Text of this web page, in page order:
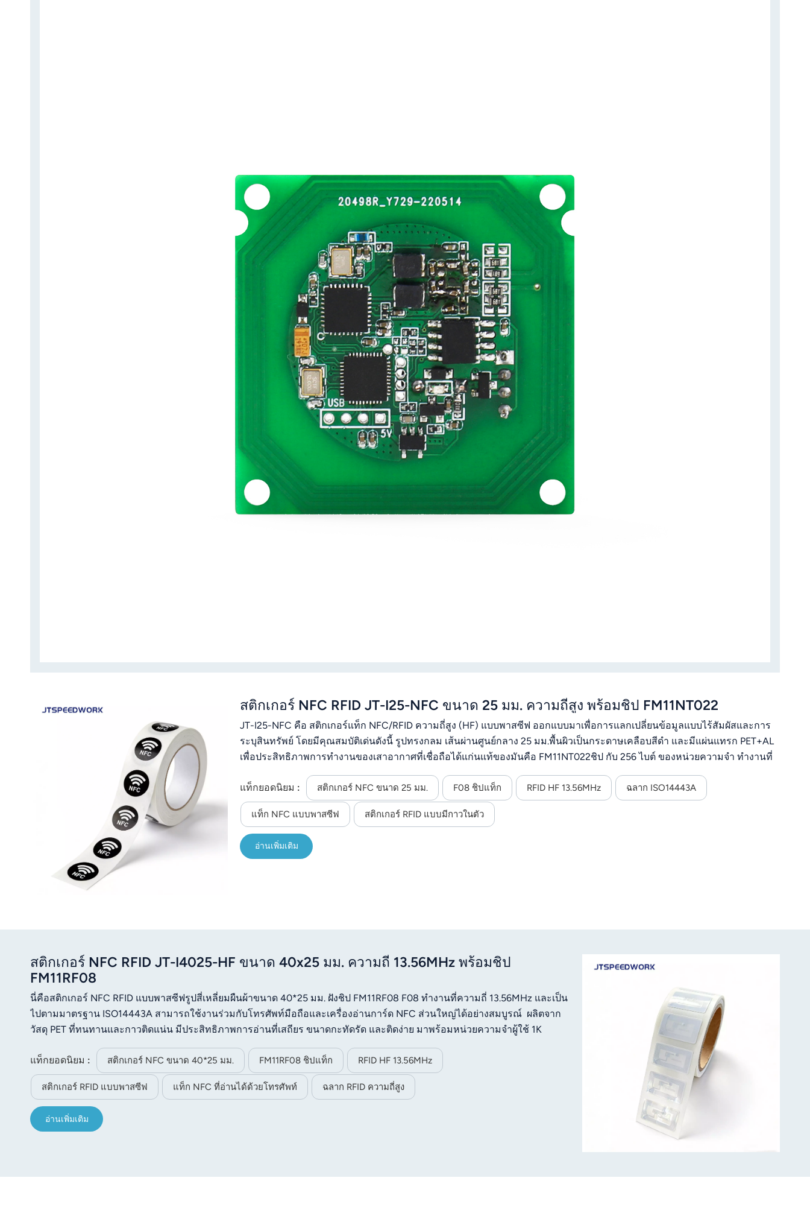
สติกเกอร์ NFC RFID JT-I25-NFC ขนาด 25 มม. ความถี่สูง พร้อมชิป FM11NT022
JT-I25-NFC คือ สติกเกอร์แท็ก NFC/RFID ความถี่สูง (HF) แบบพาสซีฟ ออกแบบมาเพื่อการแลกเปลี่ยนข้อมูลแบบไร้สัมผัสและการ
ระบุสินทรัพย์ โดยมีคุณสมบัติเด่นดังนี้ รูปทรงกลม เส้นผ่านศูนย์กลาง 25 มม.พื้นผิวเป็นกระดาษเคลือบสีดำ และมีแผ่นแทรก PET+AL
เพื่อประสิทธิภาพการทำงานของเสาอากาศที่เชื่อถือได้แก่นแท้ของมันคือ FM11NT022ชิป กับ 256 ไบต์ ของหน่วยความจำ ทำงานที่
และเครื่องอ่าน RFID ที่รองรับ NFC ทุกรุ่น เช่นเดียวกับ NTag213
แท็กยอดนิยม : สติกเกอร์ NFC ขนาด 25 มม. F08 ชิปแท็ก RFID HF 13.56MHz ฉลาก ISO14443A
แท็ก NFC แบบพาสซีฟ สติกเกอร์ RFID แบบมีกาวในตัว
อ่านเพิ่มเติม
สติกเกอร์ NFC RFID JT-I4025-HF ขนาด 40x25 มม. ความถี่ 13.56MHz พร้อมชิป
FM11RF08
นี่คือสติกเกอร์ NFC RFID แบบพาสซีฟรูปสี่เหลี่ยมผืนผ้าขนาด 40*25 มม. ฝังชิป FM11RF08 F08 ทำงานที่ความถี่ 13.56MHz และเป็น
ไปตามมาตรฐาน ISO14443A สามารถใช้งานร่วมกับโทรศัพท์มือถือและเครื่องอ่านการ์ด NFC ส่วนใหญ่ได้อย่างสมบูรณ์ ผลิตจาก
วัสดุ PET ที่ทนทานและกาวติดแน่น มีประสิทธิภาพการอ่านที่เสถียร ขนาดกะทัดรัด และติดง่าย มาพร้อมหน่วยความจำผู้ใช้ 1K
รองรับการจัดเก็บข้อมูล การระบุตัวตน และการอ่านอย่างรวดเร็ว ใช้งานได้อย่างกว้างขวางในการจัดการสินทรัพย์ การป้องกันการ
ปลอมแปลงในธุรกิจค้าปลีก บัตรสมาชิก การติดตามสินค้า การควบคุมการเข้าออก และสถานการณ์การรับรู้แบบไร้สัมผัสอัจฉริยะ
อื่นๆ
แท็กยอดนิยม : สติกเกอร์ NFC ขนาด 40*25 มม. FM11RF08 ชิปแท็ก RFID HF 13.56MHz
สติกเกอร์ RFID แบบพาสซีฟ แท็ก NFC ที่อ่านได้ด้วยโทรศัพท์ ฉลาก RFID ความถี่สูง
อ่านเพิ่มเติม